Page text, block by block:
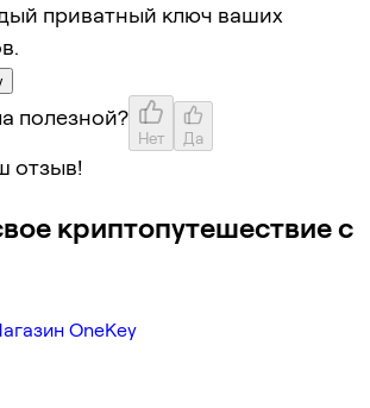
приватный ключ ваших
полезной?
Нет Да
отзыв!
криптопутешествие с
OneKey